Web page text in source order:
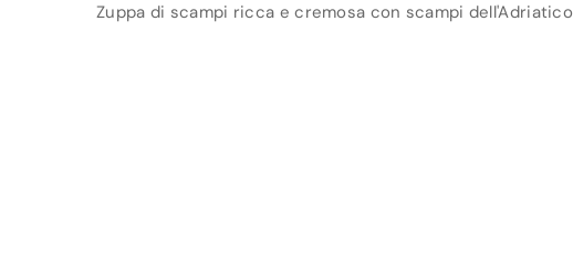
Zuppa di scampi ricca e cremosa con scampi dell'Adriatico